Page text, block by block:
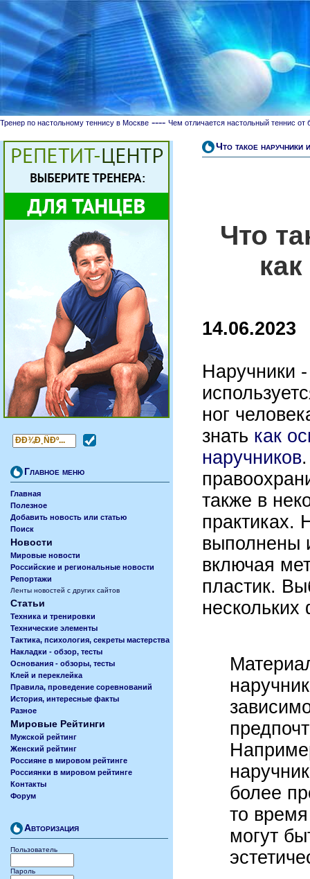
Тренер по настольному теннису в Москве ---- Чем отличается настольный теннис от
Главное меню
Главная
Полезное
Добавить новость или статью
Поиск
Новости
Мировые новости
Российские и региональные новости
Репортажи
Ленты новостей с других сайтов
Статьи
Техника и тренировки
Технические элементы
Тактика, психология, секреты мастерства
Накладки - обзор, тесты
Основания - обзоры, тесты
Клей и переклейка
Правила, проведение соревнований
История, интересные факты
Разное
Мировые Рейтинги
Мужской рейтинг
Женский рейтинг
Россияне в мировом рейтинге
Россиянки в мировом рейтинге
Контакты
Форум
Авторизация
Пользователь
Пароль
Что такое наручники
Что
14.06.2023
Наручники -
ног
знать как
наручников
также в
практиках.
выполнены
включая
пластик.
нескольких
более
то
могут